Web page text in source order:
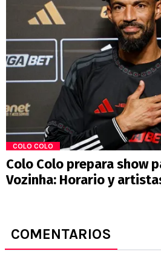
COLO COLO
Colo Colo prepara show
Vozinha: Horario y
COMENTARIOS